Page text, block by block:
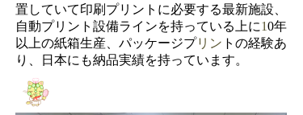
置していて印刷プリントに必要する最新施設、
自動プリント設備ラインを持っている上に10年
以上の紙箱生産、パッケージプリン トの経験あ
り、日本にも納品実績を持っています。